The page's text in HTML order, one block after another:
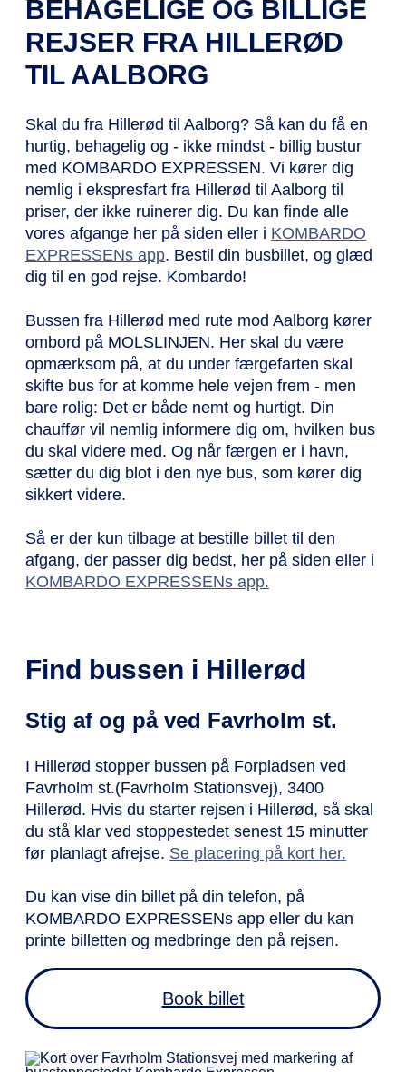
BEHAGELIGE OG BILLIGE
REJSER FRA HILLERØD
TIL AALBORG
Skal du fra Hillerød til Aalborg? Så kan du få en
hurtig, behagelig og - ikke mindst - billig bustur
med KOMBARDO EXPRESSEN. Vi kører dig
nemlig i ekspresfart fra Hillerød til Aalborg til
priser, der ikke ruinerer dig. Du kan finde alle
vores afgange her på siden eller i KOMBARDO
EXPRESSENs app. Bestil din busbillet, og glæd
dig til en god rejse. Kombardo!
Bussen fra Hillerød med rute mod Aalborg kører
ombord på MOLSLINJEN. Her skal du være
opmærksom på, at du under færgefarten skal
skifte bus for at komme hele vejen frem - men
bare rolig: Det er både nemt og hurtigt. Din
chauffør vil nemlig informere dig om, hvilken bus
du skal videre med. Og når færgen er i havn,
sætter du dig blot i den nye bus, som kører dig
sikkert videre.
Så er der kun tilbage at bestille billet til den
afgang, der passer dig bedst, her på siden eller i
KOMBARDO EXPRESSENs app.
Find bussen i Hillerød
Stig af og på ved Favrholm st.
I Hillerød stopper bussen på Forpladsen ved
Favrholm st.(Favrholm Stationsvej), 3400
Hillerød. Hvis du starter rejsen i Hillerød, så skal
du stå klar ved stoppestedet senest 15 minutter
før planlagt afrejse. Se placering på kort her.
Du kan vise din billet på din telefon, på
KOMBARDO EXPRESSENs app eller du kan
printe billetten og medbringe den på rejsen.
Book billet